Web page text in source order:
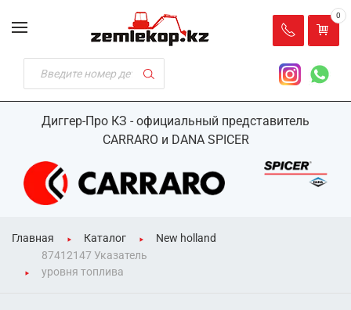
Диггер-Про КЗ - официальный представитель
CARRARO и DANA SPICER
0
Главная Каталог
New holland
87412147 Указатель
уровня топлива